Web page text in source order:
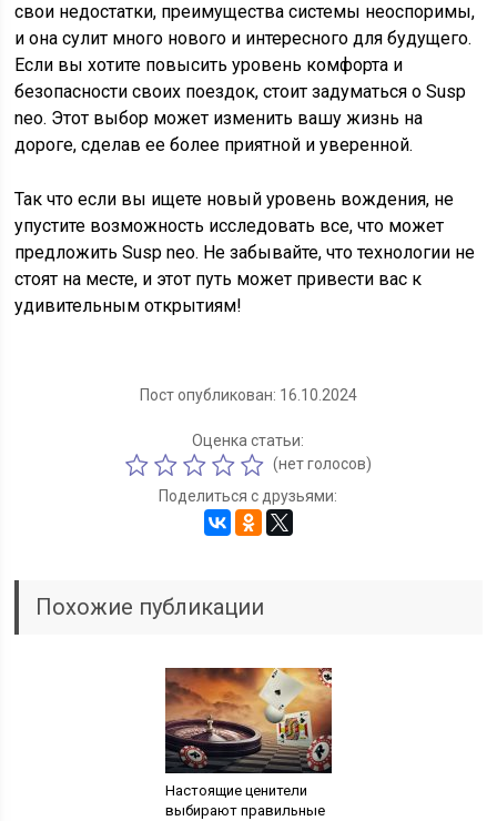
свои недостатки, преимущества системы неоспоримы,
и она сулит много нового и интересного для будущего.
Если вы хотите повысить уровень комфорта и
безопасности своих поездок, стоит задуматься о Susp
neo. Этот выбор может изменить вашу жизнь на
дороге, сделав ее более приятной и уверенной.
Так что если вы ищете новый уровень вождения, не
упустите возможность исследовать все, что может
предложить Susp neo. Не забывайте, что технологии не
стоят на месте, и этот путь может привести вас к
удивительным открытиям!
Пост опубликован: 16.10.2024
Оценка статьи:
(нет голосов)
Поделиться с друзьями:
Похожие публикации
Настоящие ценители
выбирают правильные